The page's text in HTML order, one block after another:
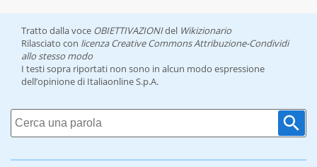
Tratto dalla voce OBIETTIVAZIONIdel Wikizionario
Rilasciato con licenza Creative Commons Attribuzione-Condividi
allo stesso modo
I testi sopra riportati non sono in alcun modo espressione
dell’opinione di Italiaonline S.p.A.